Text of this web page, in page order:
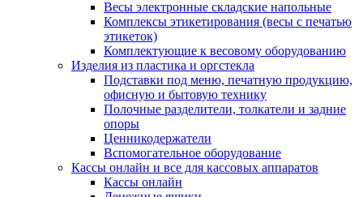
Весы электронные складские напольные
Комплексы этикетирования (весы с печатью
этикеток)
Комплектующие к весовому оборудованию
Изделия из пластика и оргстекла
Подставки под меню, печатную продукцию,
офисную и бытовую технику
Полочные разделители, толкатели и задние
опоры
Ценникодержатели
Вспомогательное оборудование
Кассы онлайн и все для кассовых аппаратов
Кассы онлайн